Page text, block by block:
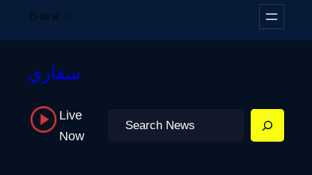
Facebook
YouTube
TwitterInstagram
سفاري
Live
Now
Search